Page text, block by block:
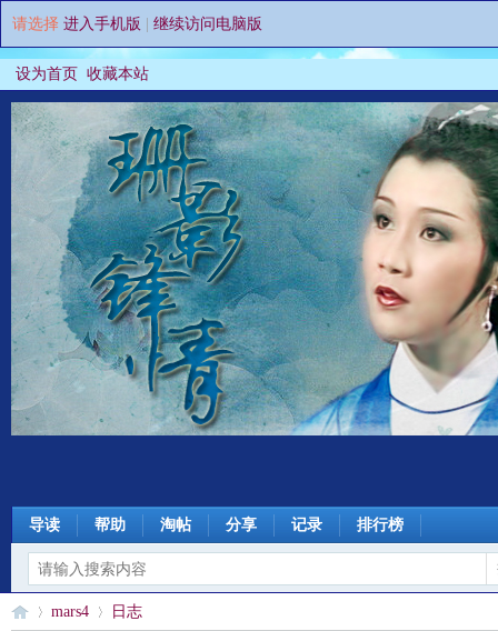
请选择 进入手机版 继续访问电脑版
设为首页 收藏本站
导读 帮助 淘帖 分享 记录 排行榜
mars4 日志